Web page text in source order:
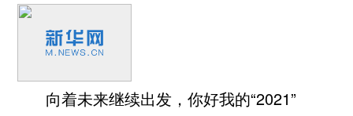
向着未来继续出发，你好我的“2021”